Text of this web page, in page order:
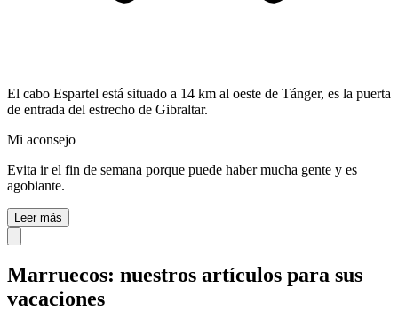
El cabo Espartel está situado a 14 km al oeste de Tánger, es la puerta
de entrada del estrecho de Gibraltar.
Mi aconsejo
Evita ir el fin de semana porque puede haber mucha gente y es
agobiante.
Leer más
Marruecos: nuestros artículos para sus
vacaciones